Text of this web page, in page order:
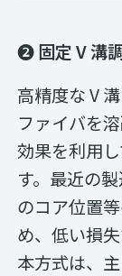
❷ 固定 V 溝
高精度な V
ファイバを
効果を利用
す。最近の
のコア位置
め、低い損
本方式は、